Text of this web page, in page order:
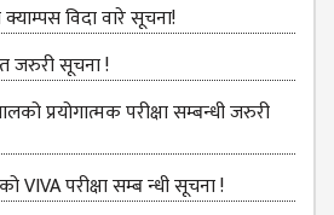
विदा वारे सूचना!
जरुरी सूचना !
प्रयोगात्मक परीक्षा सम्बन्धी जरुरी
VIVA परीक्षा सम्ब न्धी सूचना !